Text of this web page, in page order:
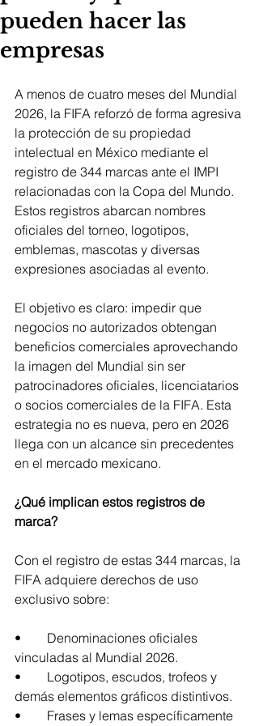
pueden hacer las
empresas
A menos de cuatro meses del Mundial
2026, la FIFA reforzó de forma agresiva
la protección de su propiedad
intelectual en México mediante el
registro de 344 marcas ante el IMPI
relacionadas con la Copa del Mundo.
Estos registros abarcan nombres
oficiales del torneo, logotipos,
emblemas, mascotas y diversas
expresiones asociadas al evento.
El objetivo es claro: impedir que
negocios no autorizados obtengan
beneficios comerciales aprovechando
la imagen del Mundial sin ser
patrocinadores oficiales, licenciatarios
o socios comerciales de la FIFA. Esta
estrategia no es nueva, pero en 2026
llega con un alcance sin precedentes
en el mercado mexicano.
¿Qué implican estos registros de
marca?
Con el registro de estas 344 marcas, la
FIFA adquiere derechos de uso
exclusivo sobre:
•	Denominaciones oficiales
vinculadas al Mundial 2026.
•	Logotipos, escudos, trofeos y
demás elementos gráficos distintivos.
•	Frases y lemas específicamente